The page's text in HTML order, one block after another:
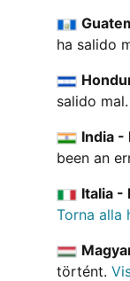
ha salido
salido mal.
India -
been an
Italia -
Torna alla
történt.